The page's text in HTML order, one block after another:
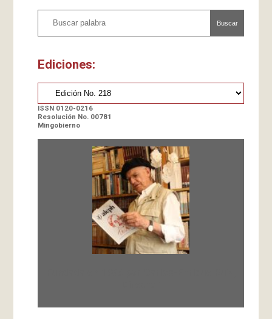
Buscar
Ediciones:
ISSN 0120-0216
Resolución No. 00781
Mingobierno